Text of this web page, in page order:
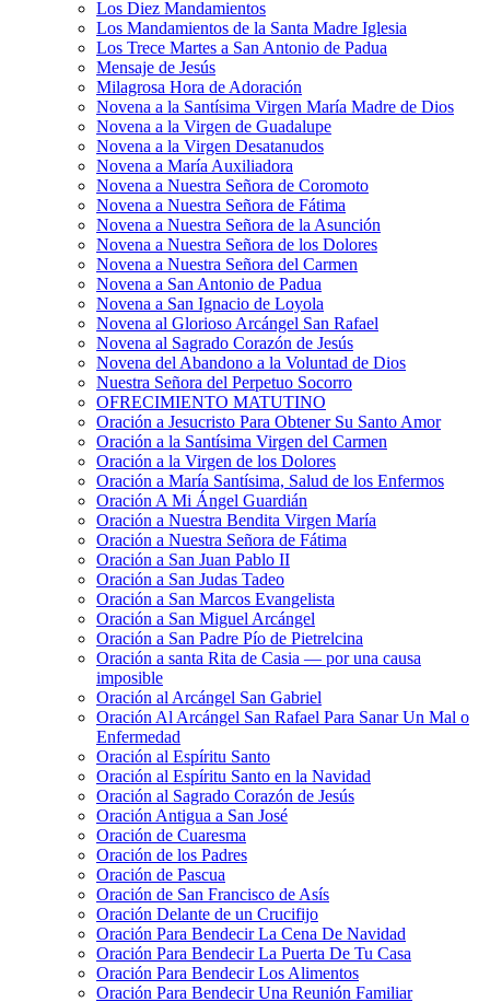
Los Diez Mandamientos
Los Mandamientos de la Santa Madre Iglesia
Los Trece Martes a San Antonio de Padua
Mensaje de Jesús
Milagrosa Hora de Adoración
Novena a la Santísima Virgen María Madre de Dios
Novena a la Virgen de Guadalupe
Novena a la Virgen Desatanudos
Novena a María Auxiliadora
Novena a Nuestra Señora de Coromoto
Novena a Nuestra Señora de Fátima
Novena a Nuestra Señora de la Asunción
Novena a Nuestra Señora de los Dolores
Novena a Nuestra Señora del Carmen
Novena a San Antonio de Padua
Novena a San Ignacio de Loyola
Novena al Glorioso Arcángel San Rafael
Novena al Sagrado Corazón de Jesús
Novena del Abandono a la Voluntad de Dios
Nuestra Señora del Perpetuo Socorro
OFRECIMIENTO MATUTINO
Oración a Jesucristo Para Obtener Su Santo Amor
Oración a la Santísima Virgen del Carmen
Oración a la Virgen de los Dolores
Oración a María Santísima, Salud de los Enfermos
Oración A Mi Ángel Guardián
Oración a Nuestra Bendita Virgen María
Oración a Nuestra Señora de Fátima
Oración a San Juan Pablo II
Oración a San Judas Tadeo
Oración a San Marcos Evangelista
Oración a San Miguel Arcángel
Oración a San Padre Pío de Pietrelcina
Oración a santa Rita de Casia — por una causa
imposible
Oración al Arcángel San Gabriel
Oración Al Arcángel San Rafael Para Sanar Un Mal o
Enfermedad
Oración al Espíritu Santo
Oración al Espíritu Santo en la Navidad
Oración al Sagrado Corazón de Jesús
Oración Antigua a San José
Oración de Cuaresma
Oración de los Padres
Oración de Pascua
Oración de San Francisco de Asís
Oración Delante de un Crucifijo
Oración Para Bendecir La Cena De Navidad
Oración Para Bendecir La Puerta De Tu Casa
Oración Para Bendecir Los Alimentos
Oración Para Bendecir Una Reunión Familiar